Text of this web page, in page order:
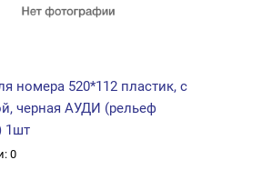
номера 520*112 пластик, с
черная АУДИ (рельеф
1шт
0